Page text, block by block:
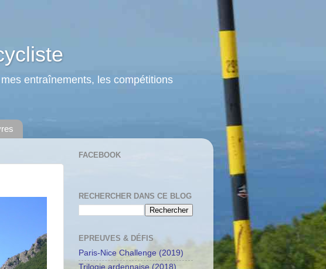
entraînements, les compétitions
FACEBOOK
RECHERCHER DANS CE BLOG
EPREUVES & DÉFIS
Paris-Nice Challenge (2019)
Trilogie ardennaise (2018)